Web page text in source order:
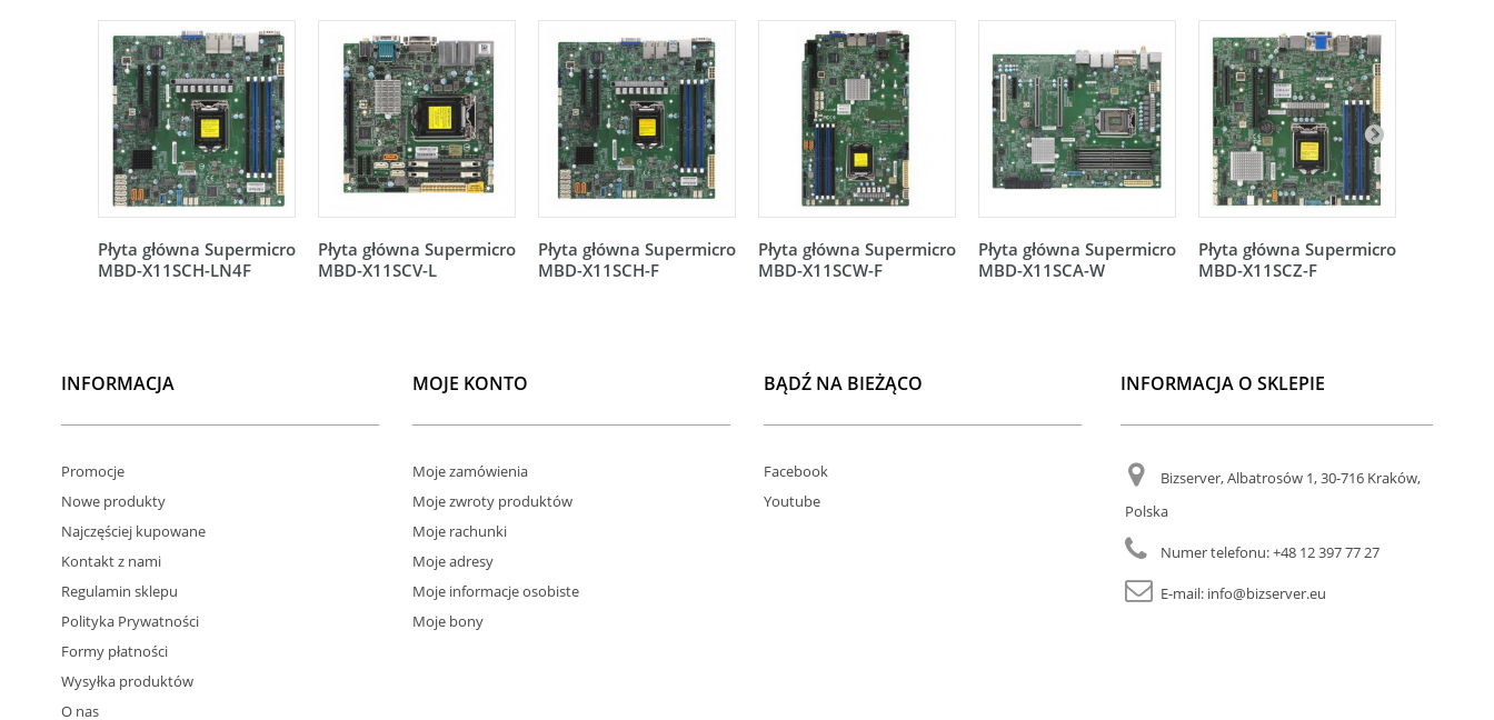
Płyta główna Supermicro
MBD-X11SCH-LN4F
Płyta główna Supermicro
MBD-X11SCV-L
Płyta główna Supermicro
MBD-X11SCH-F
Płyta główna Supermicro
MBD-X11SCW-F
Płyta główna Supermicro
MBD-X11SCA-W
Płyta główna Supermicro
MBD-X11SCZ-F
INFORMACJA
Promocje
Nowe produkty
Najczęściej kupowane
Kontakt z nami
Regulamin sklepu
Polityka Prywatności
Formy płatności
Wysyłka produktów
O nas
MOJE KONTO
Moje zamówienia
Moje zwroty produktów
Moje rachunki
Moje adresy
Moje informacje osobiste
Moje bony
BĄDŹ NA BIEŻĄCO
Facebook
Youtube
INFORMACJA O SKLEPIE
Bizserver, Albatrosów 1, 30-716 Kraków,
Polska
Numer telefonu:+48 12 397 77 27
E-mail: info@bizserver.eu